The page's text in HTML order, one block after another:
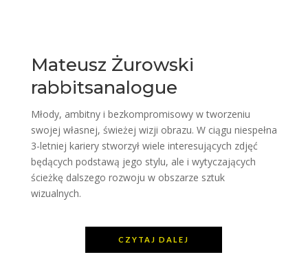
Mateusz Żurowski
rabbitsanalogue
Młody, ambitny i bezkompromisowy w tworzeniu
swojej własnej, świeżej wizji obrazu. W ciągu niespełna
3-letniej kariery stworzył wiele interesujących zdjęć
będących podstawą jego stylu, ale i wytyczających
ścieżkę dalszego rozwoju w obszarze sztuk
wizualnych.
CZYTAJ DALEJ